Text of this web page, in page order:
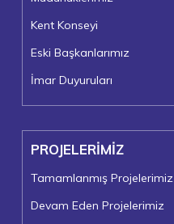
Kent Konseyi
Eski Başkanlarımız
İmar Duyuruları
PROJELERİMİZ
Tamamlanmış Projelerimiz
Devam Eden Projelerimiz